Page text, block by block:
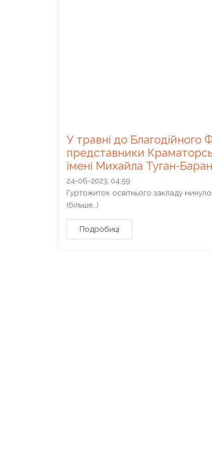
У травні до
представники
імені Михайла Туган-
24-06-2023, 04:59
Гуртожиток освітнього закладу
(більше…)
Подробиці